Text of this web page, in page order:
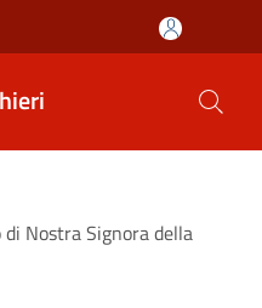
Nostra Signora della